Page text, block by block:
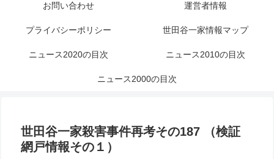
お問い合わせ 運営者情報
プライバシーポリシー 世田谷一家情報マップ
ニュース2020の目次 ニュース2010の目次
ニュース2000の目次
世田谷一家殺害事件再考その187 （検証
網戸情報その１）